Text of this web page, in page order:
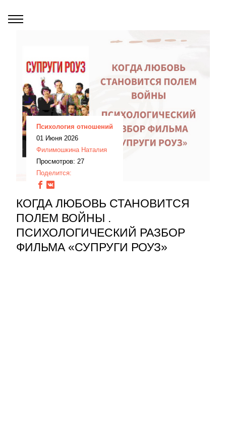
Психология отношений
01 Июня 2026
Филимошкина Наталия
Просмотров: 27
Поделится:
КОГДА ЛЮБОВЬ СТАНОВИТСЯ
ПОЛЕМ ВОЙНЫ .
ПСИХОЛОГИЧЕСКИЙ РАЗБОР
ФИЛЬМА «СУПРУГИ РОУЗ»